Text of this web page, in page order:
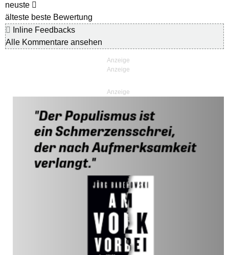
neuste
älteste beste Bewertung
Inline Feedbacks
Alle Kommentare ansehen
Anzeige